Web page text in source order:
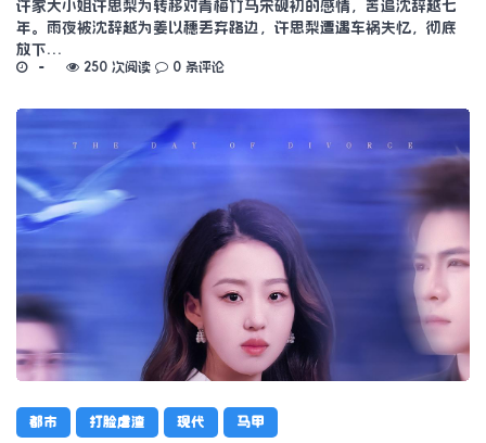
许家大小姐许思梨为转移对青梅竹马宋砚初的感情，苦追沈辞越七
年。雨夜被沈辞越为姜以穗丢弃路边，许思梨遭遇车祸失忆，彻底
放下…
250 次阅读 0 条评论
都市 打脸虐渣 现代 马甲